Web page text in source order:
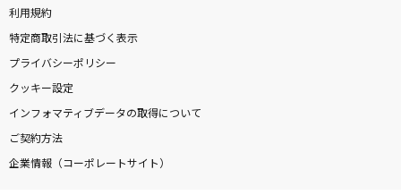
利用規約
特定商取引法に基づく表示
プライバシーポリシー
クッキー設定
インフォマティブデータの取得について
ご契約方法
企業情報（コーポレートサイト）